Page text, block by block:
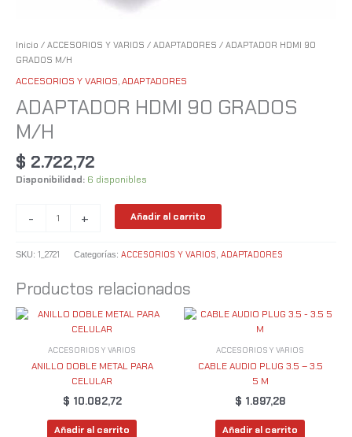
Inicio / ACCESORIOS Y VARIOS / ADAPTADORES / ADAPTADOR HDMI 90
GRADOS M/H
ACCESORIOS Y VARIOS,ADAPTADORES
ADAPTADOR HDMI 90 GRADOS
M/H
$ 2.722,72
Disponibilidad: 6 disponibles
- + Añadir al carrito
SKU: 1_2721 Categorías: ACCESORIOS Y VARIOS ADAPTADORES
Productos relacionados
ACCESORIOS Y VARIOS
ANILLO DOBLE METAL PARA
CELULAR
$ 10.082,72
Añadir al carrito
ACCESORIOS Y VARIOS
CABLE AUDIO PLUG 3.5 – 3.5
5 M
$ 1.897,28
Añadir al carrito